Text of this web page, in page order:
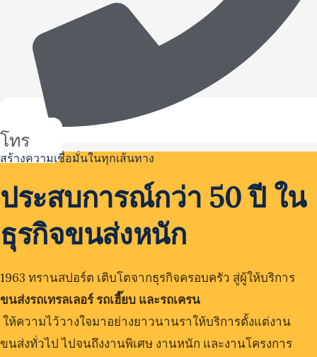
โทร
สร้างความเชื่อมั่นในทุกเส้นทาง
ประสบการณ์กว่า 50 ปี ใน
ธุรกิจขนส่งหนัก
1963 ทรานสปอร์ต เติบโตจากธุรกิจครอบครัว สู่ผู้ให้บริการ
ขนส่งรถเทรลเลอร์ รถเฮี๊ยบ และรถเครน
ให้ความไว้วางใจมาอย่างยาวนานราให้บริการตั้งแต่งาน
ขนส่งทั่วไป ไปจนถึงงานพิเศษ งานหนัก และงานโครงการ